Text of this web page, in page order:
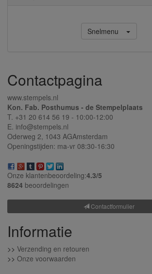
Snelmenu
Contactpagina
www.stempels.nl
Kon. Fab. Posthumus - de Stempelplaats
T. +31 20 614 56 19 - 10:00-12:00
E. info@stempels.nl
Oderweg 2, 1043 AGAmsterdam
Openingstijden: ma-vr 08:30-16:30
Onze klantenbeoordeling:4.3/5
8624 beoordelingen
Contactformulier
Informatie
>> Verzending en retouren
>> Onze voorwaarden